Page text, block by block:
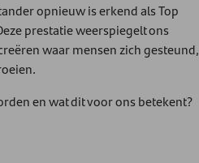
opnieuw is erkend als Top
prestatie weerspiegelt ons
waar mensen zich gesteund,
en wat dit voor ons betekent?